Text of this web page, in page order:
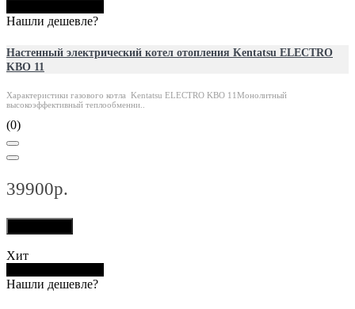
Нашли дешевле?
Настенный электрический котел отопления Kentatsu ELECTRO
KBO 11
Характеристики газового котла Kentatsu ELECTRO KBO 11Монолитный
высокоэффективный теплообменни..
(0)
39900р.
Хит
Нашли дешевле?